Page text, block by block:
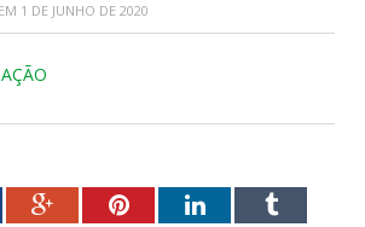
EM 1 DE JUNHO DE 2020
Google+PinterestLinkedInTumblr